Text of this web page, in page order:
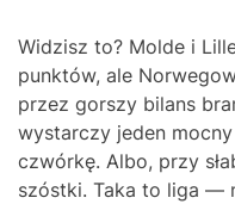
Widzisz to? Molde i
punktów, ale
przez gorszy bilans
wystarczy jeden
czwórkę. Albo, przy
szóstki. Taka to liga —